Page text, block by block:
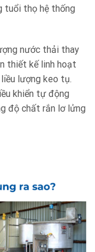
tuổi thọ hệ thống
nước thải thay
thiết kế linh hoạt
lượng keo tụ.
khiển tự động
độ chất rắn lơ lửng